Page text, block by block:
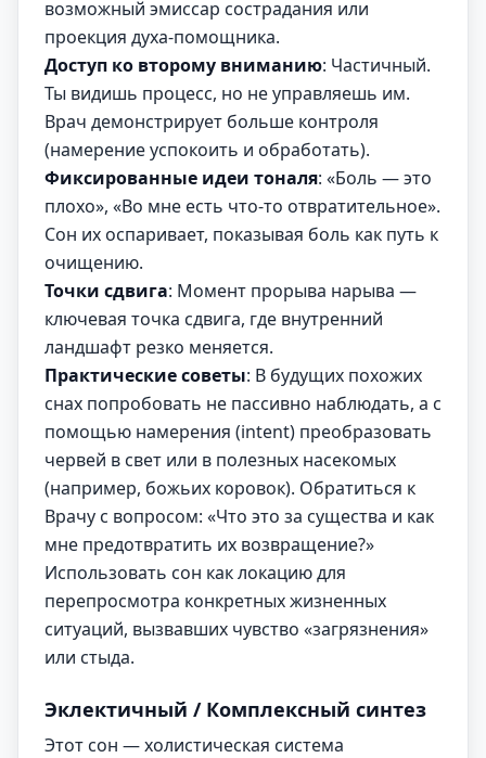
возможный эмиссар сострадания или
проекция духа-помощника.
Доступ ко второму вниманию: Частичный.
Ты видишь процесс, но не управляешь им.
Врач демонстрирует больше контроля
(намерение успокоить и обработать).
Фиксированные идеи тоналя: «Боль — это
плохо», «Во мне есть что-то отвратительное».
Сон их оспаривает, показывая боль как путь к
очищению.
Точки сдвига: Момент прорыва нарыва —
ключевая точка сдвига, где внутренний
ландшафт резко меняется.
Практические советы: В будущих похожих
снах попробовать не пассивно наблюдать, а с
помощью намерения (intent) преобразовать
червей в свет или в полезных насекомых
(например, божьих коровок). Обратиться к
Врачу с вопросом: «Что это за существа и как
мне предотвратить их возвращение?»
Использовать сон как локацию для
перепросмотра конкретных жизненных
ситуаций, вызвавших чувство «загрязнения»
или стыда.
Эклектичный / Комплексный синтез
Этот сон — холистическая система